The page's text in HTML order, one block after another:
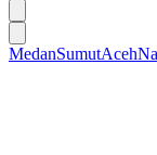
MedanSumutAceh